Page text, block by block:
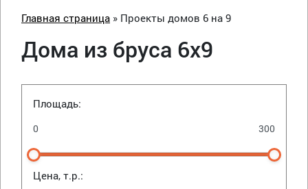
Главная страница » Проекты домов 6 на 9
Дома из бруса 6х9
Площадь:
Цена, т.р.: